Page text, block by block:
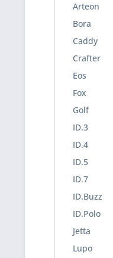
Arteon
Bora
Caddy
Crafter
Eos
Fox
Golf
ID.3
ID.4
ID.5
ID.7
ID.Buzz
ID.Polo
Jetta
Lupo